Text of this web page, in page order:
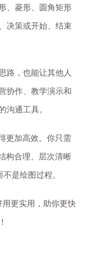
、菱形、圆角矩形
决策或开始、结束
路，也能让其他人
协作、教学演示和
通工具。
更加高效。你只需
构合理、层次清晰
是绘图过程。
更实用，助你更快